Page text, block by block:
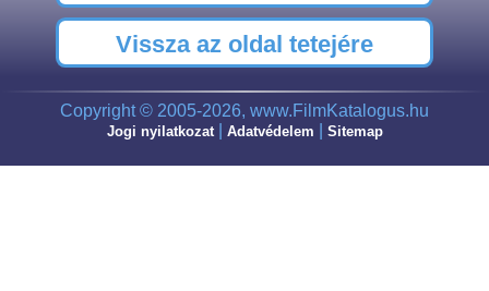
Vissza az oldal tetejére
Copyright © 2005-2026, www.FilmKatalogus.hu
Jogi nyilatkozat| Adatvédelem Sitemap